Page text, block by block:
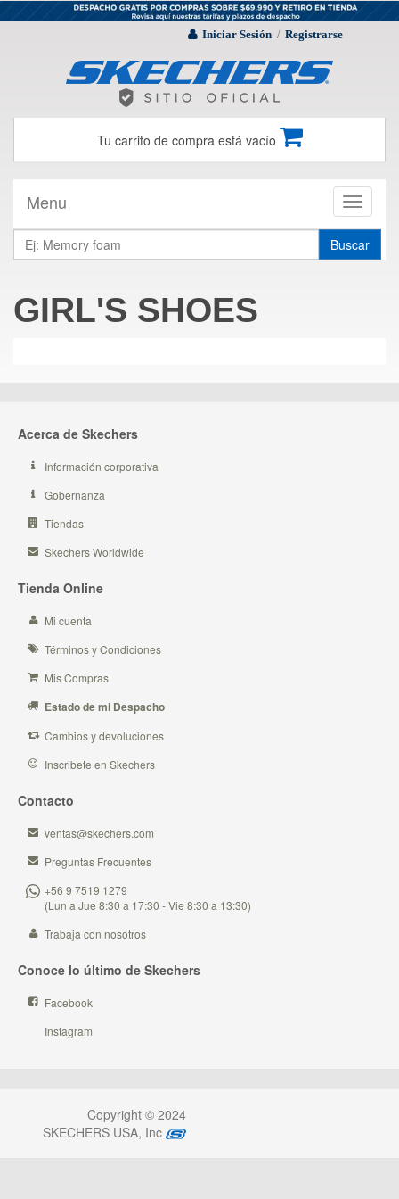
Iniciar Sesión / Registrarse
Tu carrito de compra está vacío
Toggle
Menu
Buscar
GIRL'S SHOES
Acerca de Skechers
Información corporativa
Gobernanza
Tiendas
Skechers Worldwide
Tienda Online
Mi cuenta
Términos y Condiciones
Mis Compras
Estado de mi Despacho
Cambios y devoluciones
Inscribete en Skechers
Contacto
ventas@skechers.com
Preguntas Frecuentes
+56 9 7519 1279
(Lun a Jue 8:30 a 17:30 - Vie 8:30 a 13:30)
Trabaja con nosotros
Conoce lo último de Skechers
Facebook
Instagram
Copyright © 2024
SKECHERS USA, Inc